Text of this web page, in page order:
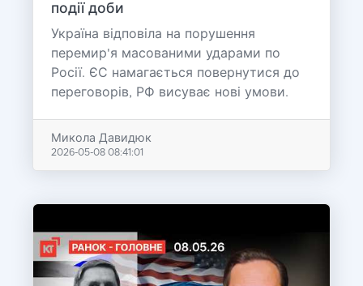
події доби
Україна відповіла на порушення
перемир'я масованими ударами по
Росії. ЄС намагається повернутися до
переговорів, РФ висуває нові умови.
Микола Давидюк
2026-05-08 08:41:01